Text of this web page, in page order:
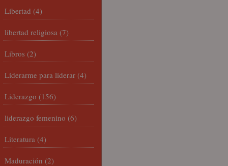
Libertad (4)
libertad religiosa (7)
Libros (2)
Liderarme para liderar (4)
Liderazgo (156)
liderazgo femenino (6)
Literatura (4)
Maduración (2)